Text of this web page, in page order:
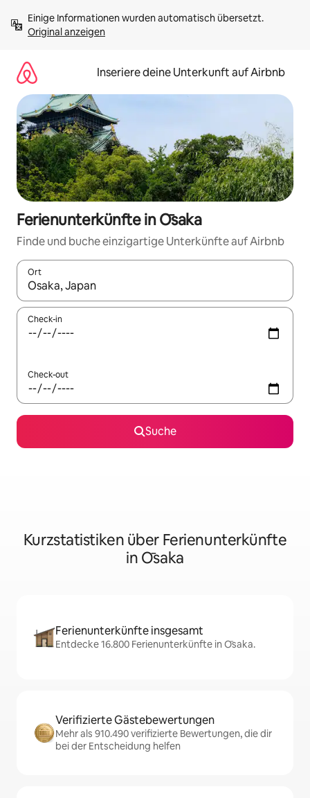
Inhalten
springenOriginal anzeigen
Inseriere deine Unterkunft auf Airbnb
Ferienunterkünfte in Ōsaka
Finde und buche einzigartige Unterkünfte auf Airbnb
Ort
Wenn Ergebnisse verfügbar sind, navigiere mit den
Check-in
Check-out
Suche
Kurzstatistiken über Ferienunterkünfte
in Ōsaka
Ferienunterkünfte insgesamt
Entdecke 16.800 Ferienunterkünfte in Ōsaka.
Verifizierte Gästebewertungen
Mehr als 910.490 verifizierte Bewertungen, die dir
bei der Entscheidung helfen